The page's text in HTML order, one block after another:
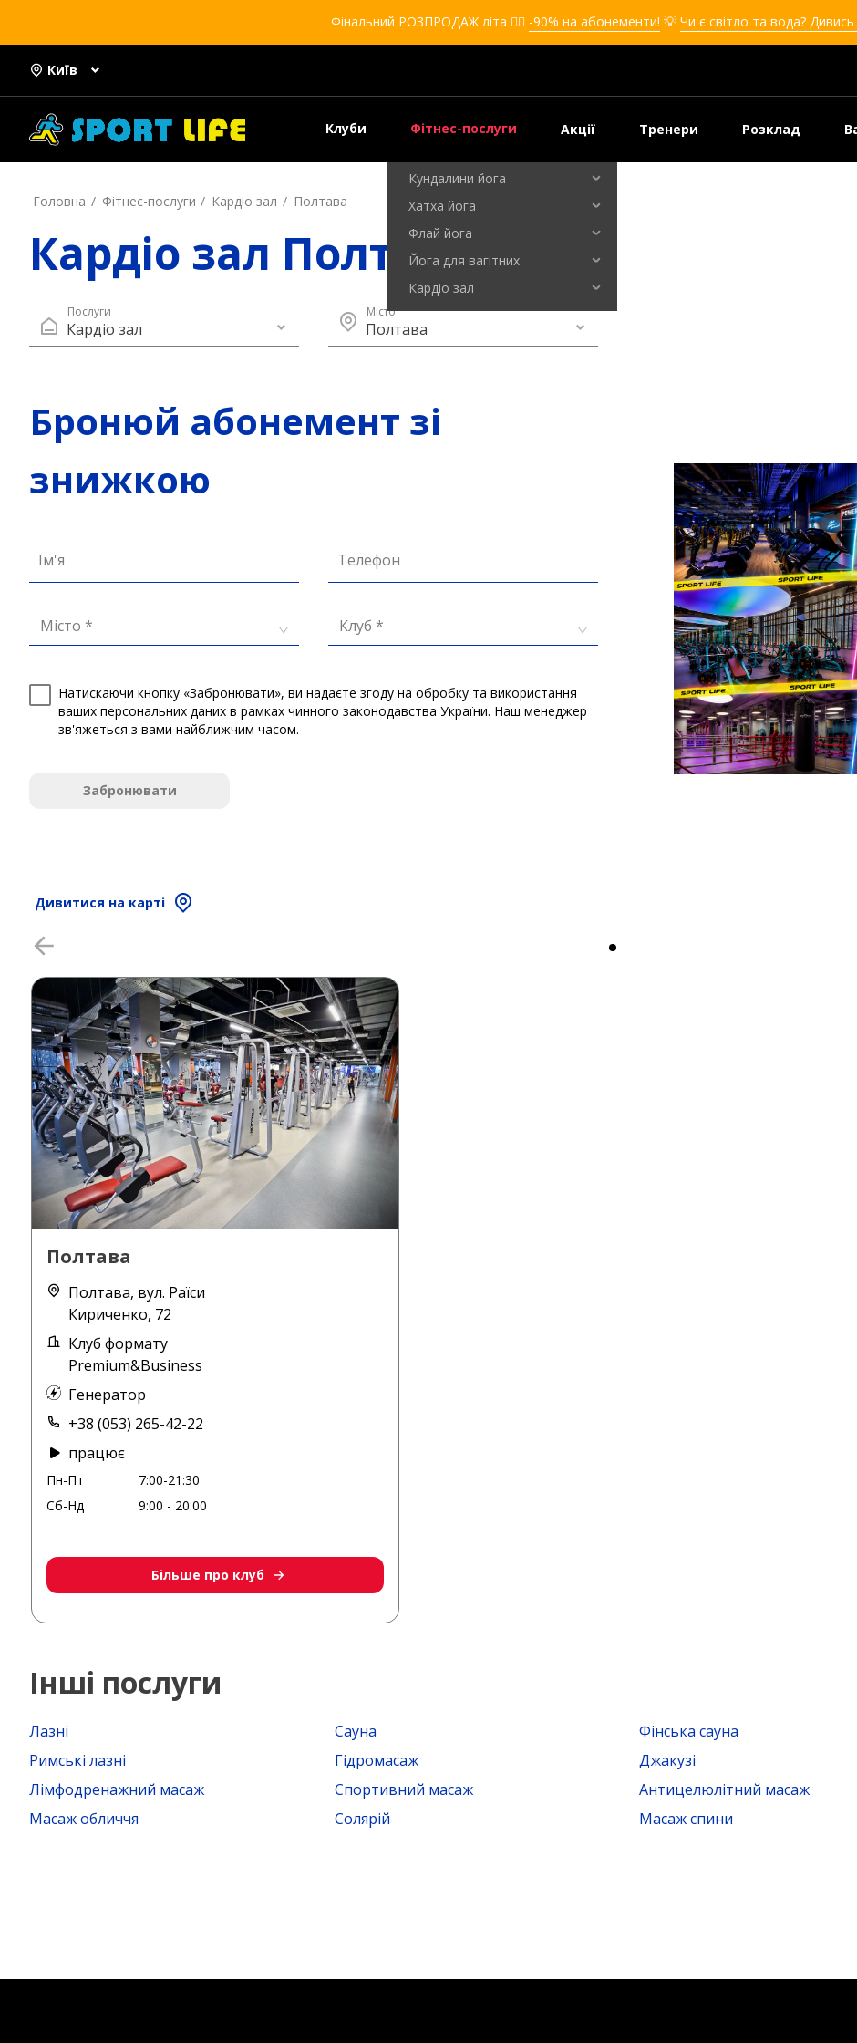
Фінальний РОЗПРОДАЖ літа ❤️‍🔥 -90% на абонементи! 💡 Чи є світло та вода?
Київ
Клуби Фітнес-послуги
Кікбоксинг для дівчат
Кікбоксинг для дітей
Самооборона для дівчат
Самооборона для дітей
Кундалини йога
Хатха йога
Флай йога
Йога для вагітних
Кардіо зал
Акції Тренери Розклад
Головна Фітнес-послуги Кардіо зал Полтава
Кардіо зал Полтава
Послуги
Кардіо зал
Місто
Полтава
Бронюй абонемент зі
знижкою
Ім'я Телефон
Місто * Клуб *
Натискаючи кнопку «Забронювати», ви надаєте згоду на обробку та використання
ваших персональних даних в рамках чинного законодавства України. Наш менеджер
зв'яжеться з вами найближчим часом.
Забронювати
Дивитися на карті
Полтава
Полтава, вул. Раїси
Кириченко, 72
Клуб формату
Premium&Business
Генератор
+38 (053) 265-42-22
працює
Пн-Пт
7:00-21:30
Сб-Нд
9:00 - 20:00
Більше про клуб
Інші послуги
Лазні Сауна Фінська сауна
Римські лазні
Гідромасаж Джакузі
Лімфодренажний масаж
Спортивний масаж Антицелюлітний масаж
Масаж обличчя
Солярій Масаж спини